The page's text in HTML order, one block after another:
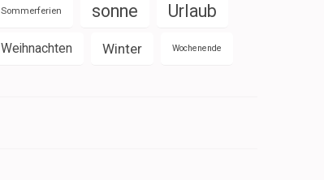
Sommerferien sonne Urlaub
Weihnachten Winter Wochenende